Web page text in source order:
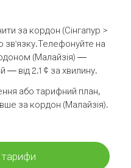
за кордон (Сінгапур >
зв'язку.Телефонуйте на
(Малайзія) —
— від 2.1 ¢ за хвилину.
або тарифний план,
за кордон (Малайзія).